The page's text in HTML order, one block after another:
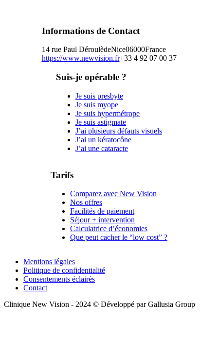
Informations de Contact
14 rue Paul DéroulèdeNice06000France
https://www.newvision.fr+33 4 92 07 00 37
Suis-je opérable ?
Je suis presbyte
Je suis myope
Je suis hypermétrope
Je suis astigmate
J’ai plusieurs défauts visuels
J’ai un kératocône
J’ai une cataracte
Tarifs
Comparez avec New Vision
Nos offres
Facilités de paiement
Séjour + intervention
Calculatrice d’économies
Que peut cacher le “low cost” ?
Mentions légales
Politique de confidentialité
Consentements éclairés
Contact
Clinique New Vision - 2024 © Développé par Gallusia Group